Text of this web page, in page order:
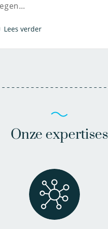
Lees verder
Onze expertises